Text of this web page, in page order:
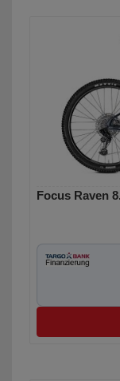
Focus Raven